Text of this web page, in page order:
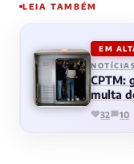
LEIA TAMBÉM
EM
NOTÍCIAS
CPTM:
multa
32 10